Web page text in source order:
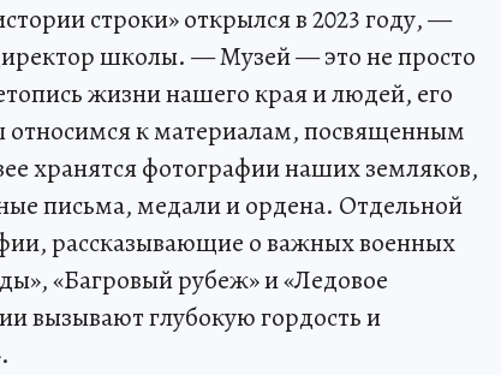
строки» открылся в 2023 году, —
школы. — Музей — это не просто
жизни нашего края и людей, его
к материалам, посвященным
хранятся фотографии наших земляков,
письма, медали и ордена. Отдельной
рассказывающие о важных военных
«Багровый рубеж» и «Ледовое
вызывают глубокую гордость и